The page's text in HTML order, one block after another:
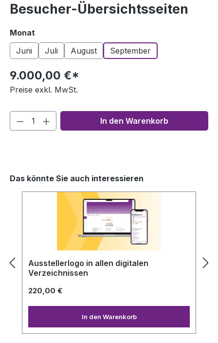
Besucher-Übersichtsseiten
Monat
Juni
Juli August September
9.000,00 €*
Preise exkl. MwSt.
In den Warenkorb
Das könnte Sie auch interessieren
Produktgalerie überspringen
Ausstellerlogo in allen digitalen
Verzeichnissen
220,00 €
In den Warenkorb